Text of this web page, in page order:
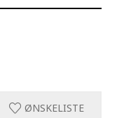
ØNSKELISTE